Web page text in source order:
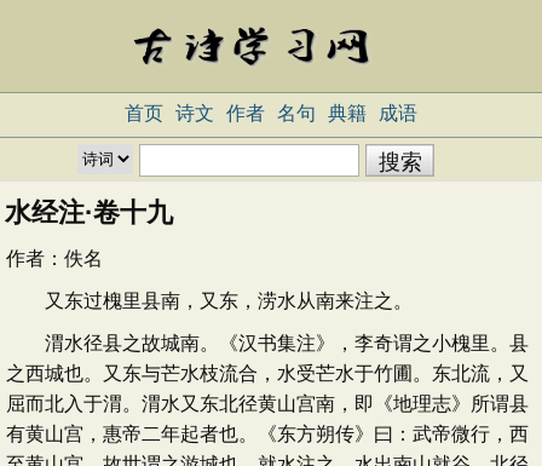
首页 诗文 作者 名句 典籍 成语
水经注·卷十九
作者： 佚名
又东过槐里县南，又东，涝水从南来注之。
渭水径县之故城南。《汉书集注》，李奇谓之小槐里。县
之西城也。又东与芒水枝流合，水受芒水于竹圃。东北流，又
屈而北入于渭。渭水又东北径黄山宫南，即《地理志》所谓县
有黄山宫，惠帝二年起者也。《东方朔传》曰：武帝微行，西